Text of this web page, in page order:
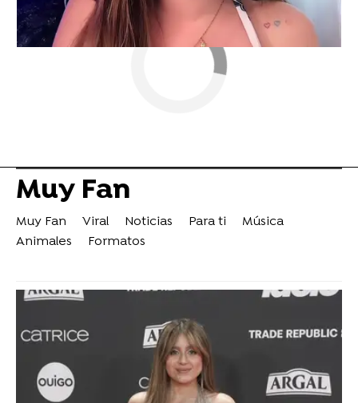
Muy Fan
Muy Fan Viral Noticias Para ti
Música
Animales
Formatos